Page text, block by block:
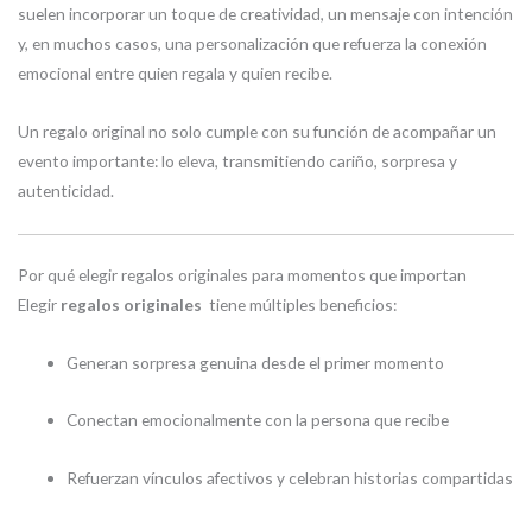
suelen incorporar un toque de creatividad, un mensaje con intención
y, en muchos casos, una personalización que refuerza la conexión
emocional entre quien regala y quien recibe.
Un regalo original no solo cumple con su función de acompañar un
evento importante: lo eleva, transmitiendo cariño, sorpresa y
autenticidad.
Por qué elegir regalos originales para momentos que importan
Elegir regalos originales tiene múltiples beneficios:
Generan sorpresa genuina desde el primer momento
Conectan emocionalmente con la persona que recibe
Refuerzan vínculos afectivos y celebran historias compartidas